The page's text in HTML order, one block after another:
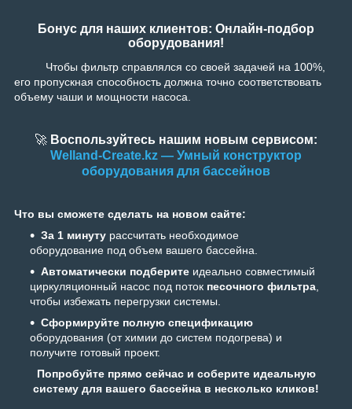
Бонус для наших клиентов: Онлайн-подбор
оборудования!
Чтобы фильтр справлялся со своей задачей на 100%,
его пропускная способность должна точно соответствовать
объему чаши и мощности насоса.
🚀 Воспользуйтесь нашим новым сервисом:
Welland-Create.kz — Умный конструктор
оборудования для бассейнов
Что вы сможете сделать на новом сайте:
За 1 минуту рассчитать необходимое
оборудование под объем вашего бассейна.
Автоматически подберите идеально совместимый
циркуляционный насос под поток песочного фильтра,
чтобы избежать перегрузки системы.
Сформируйте полную спецификацию
оборудования (от химии до систем подогрева) и
получите готовый проект.
Попробуйте прямо сейчас и соберите идеальную
систему для вашего бассейна в несколько кликов!